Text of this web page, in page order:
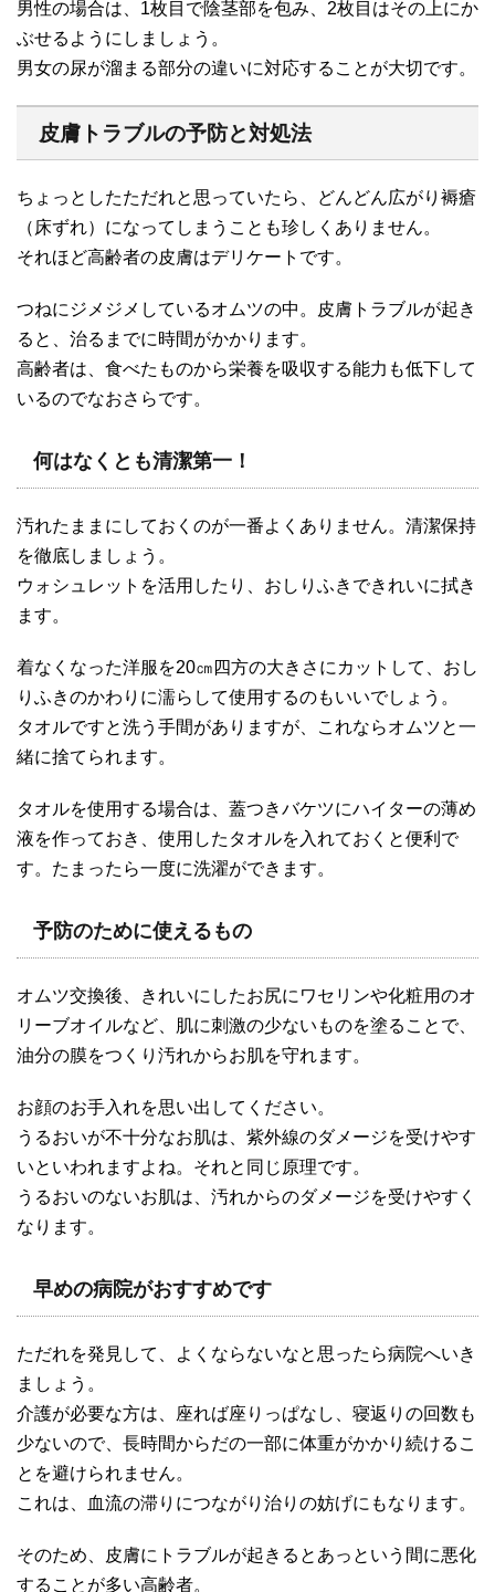
男性の場合は、1枚目で陰茎部を包み、2枚目はその上にか
ぶせるようにしましょう。
男女の尿が溜まる部分の違いに対応することが大切です。
皮膚トラブルの予防と対処法
ちょっとしたただれと思っていたら、どんどん広がり褥瘡
（床ずれ）になってしまうことも珍しくありません。
それほど高齢者の皮膚はデリケートです。
つねにジメジメしているオムツの中。皮膚トラブルが起き
ると、治るまでに時間がかかります。
高齢者は、食べたものから栄養を吸収する能力も低下して
いるのでなおさらです。
何はなくとも清潔第一！
汚れたままにしておくのが一番よくありません。清潔保持
を徹底しましょう。
ウォシュレットを活用したり、おしりふきできれいに拭き
ます。
着なくなった洋服を20㎝四方の大きさにカットして、おし
りふきのかわりに濡らして使用するのもいいでしょう。
タオルですと洗う手間がありますが、これならオムツと一
緒に捨てられます。
タオルを使用する場合は、蓋つきバケツにハイターの薄め
液を作っておき、使用したタオルを入れておくと便利で
す。たまったら一度に洗濯ができます。
予防のために使えるもの
オムツ交換後、きれいにしたお尻にワセリンや化粧用のオ
リーブオイルなど、肌に刺激の少ないものを塗ることで、
油分の膜をつくり汚れからお肌を守れます。
お顔のお手入れを思い出してください。
うるおいが不十分なお肌は、紫外線のダメージを受けやす
いといわれますよね。それと同じ原理です。
うるおいのないお肌は、汚れからのダメージを受けやすく
なります。
早めの病院がおすすめです
ただれを発見して、よくならないなと思ったら病院へいき
ましょう。
介護が必要な方は、座れば座りっぱなし、寝返りの回数も
少ないので、長時間からだの一部に体重がかかり続けるこ
とを避けられません。
これは、血流の滞りにつながり治りの妨げにもなります。
そのため、皮膚にトラブルが起きるとあっという間に悪化
することが多い高齢者。